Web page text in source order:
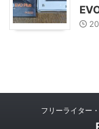
フリーライター